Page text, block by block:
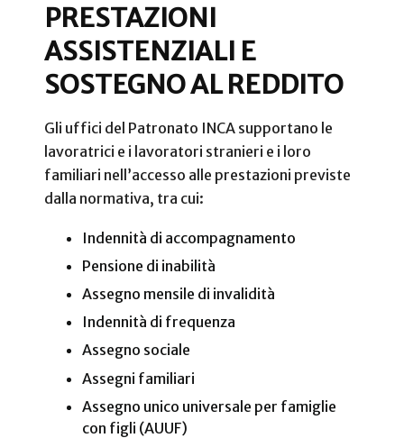
PRESTAZIONI
ASSISTENZIALI E
SOSTEGNO AL REDDITO
Gli uffici del Patronato INCA supportano le
lavoratrici e i lavoratori stranieri e i loro
familiari nell’accesso alle prestazioni previste
dalla normativa, tra cui:
Indennità di accompagnamento
Pensione di inabilità
Assegno mensile di invalidità
Indennità di frequenza
Assegno sociale
Assegni familiari
Assegno unico universale per famiglie
con figli (AUUF)